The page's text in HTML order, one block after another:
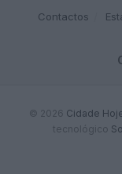
Contactos
© 2026 Cidade
tecnológico